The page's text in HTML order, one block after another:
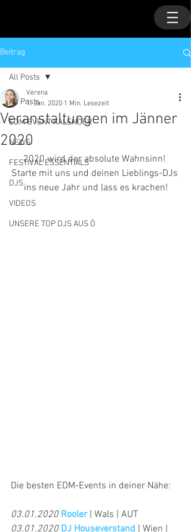
Beitrag
All Posts
EDM EVENT KALENDER
NEWS
FESTIVAL ESSENTIALS
DJS
VIDEOS
UNSERE TOP DJS AUS Ö
All Posts
Veranstaltungen im Jänner
2020
Verena
1. Jan. 2020 1 Min. Lesezeit
2020 wird der absolute Wahnsinn!
Starte mit uns und deinen Lieblings-DJs
ins neue Jahr und lass es krachen!
Die besten EDM-Events in deiner Nähe:
03.01.2020 Rooler | Wals | AUT
03.01.2020 DJ Houseverstand | Wien |